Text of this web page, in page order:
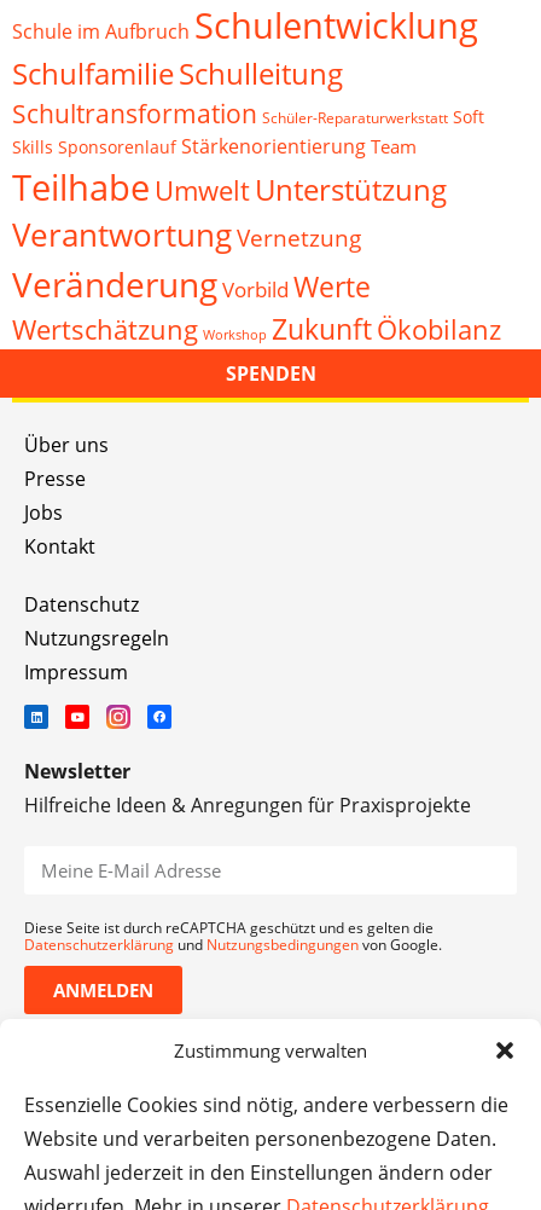
Zustimmung verwalten
Essenzielle Cookies sind nötig, andere verbessern die
Website und verarbeiten personenbezogene Daten.
Auswahl jederzeit in den Einstellungen ändern oder
Schule im Aufbruch Schulentwicklung
SchulfamilieSchulleitung
Schultransformation Schüler-Reparaturwerkstatt Soft
Skills Sponsorenlauf Stärkenorientierung Team
Teilhabe Umwelt Unterstützung
VerantwortungVernetzung
VeränderungVorbild Werte
Wertschätzung Workshop ZukunftÖkobilanz
SPENDEN
Über uns
Presse
Jobs
Kontakt
Datenschutz
Nutzungsregeln
Impressum
Newsletter
Hilfreiche Ideen & Anregungen für Praxisprojekte
Diese Seite ist durch reCAPTCHA geschützt und es gelten die
Datenschutzerklärung und Nutzungsbedingungenvon Google.
ANMELDEN